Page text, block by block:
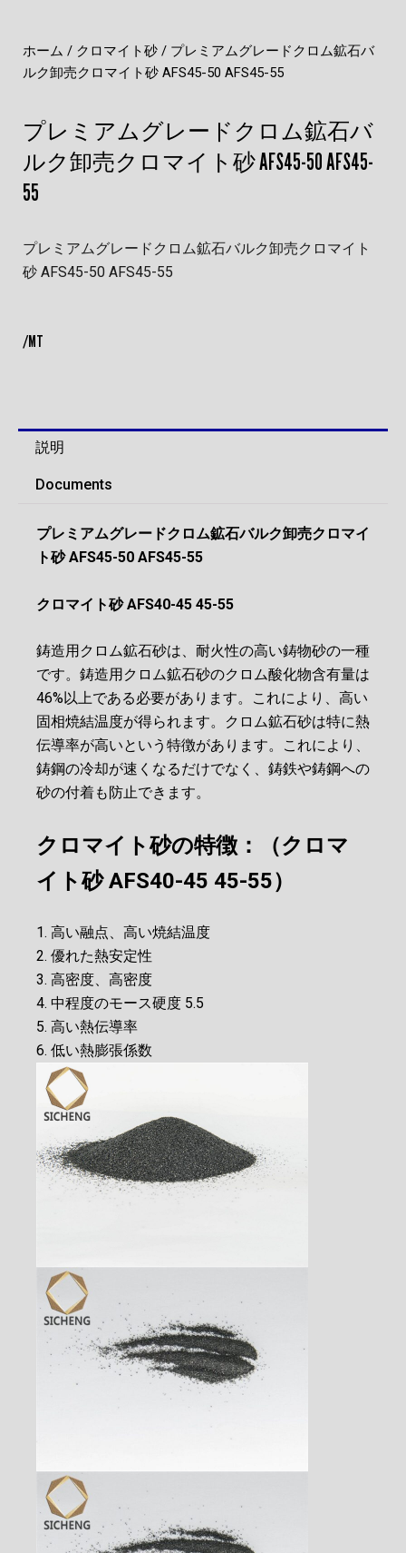
ホーム / クロマイト砂 / プレミアムグレードクロム鉱石バ
ルク卸売クロマイト砂 AFS45-50 AFS45-55
プレミアムグレードクロム鉱石バ
ルク卸売クロマイト砂 AFS45-50 AFS45-
55
プレミアムグレードクロム鉱石バルク卸売クロマイト
砂 AFS45-50 AFS45-55
/MT
説明
Documents
プレミアムグレードクロム鉱石バルク卸売クロマイ
ト砂 AFS45-50 AFS45-55
クロマイト砂 AFS40-45 45-55
鋳造用クロム鉱石砂は、耐火性の高い鋳物砂の一種
です。鋳造用クロム鉱石砂のクロム酸化物含有量は
46%以上である必要があります。これにより、高い
固相焼結温度が得られます。クロム鉱石砂は特に熱
伝導率が高いという特徴があります。これにより、
鋳鋼の冷却が速くなるだけでなく、鋳鉄や鋳鋼への
砂の付着も防止できます。
クロマイト砂の特徴：（クロマ
イト砂 AFS40-45 45-55）
1. 高い融点、高い焼結温度
2. 優れた熱安定性
3. 高密度、高密度
4. 中程度のモース硬度 5.5
5. 高い熱伝導率
6. 低い熱膨張係数